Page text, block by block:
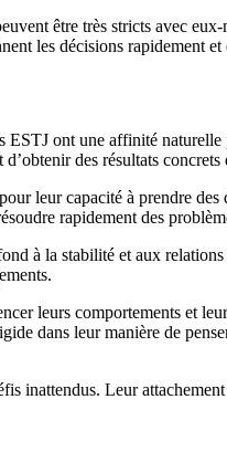
être très stricts avec
les décisions rapidement
ont une affinité
des résultats concrets
leur capacité à prendre
rapidement des
à la stabilité et aux
leurs comportements et
dans leur manière de
Leur